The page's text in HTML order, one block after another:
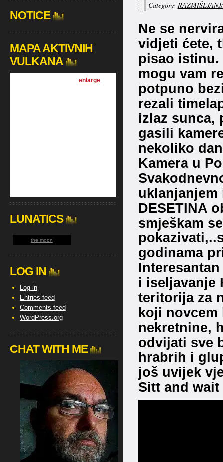
Category:
Ne se
vidjeti ćete,
pisao istinu.
mogu vam
potpuno
rezali
izlaz sunca,
gasili
nekoliko
Kamera u
DESETINA
smješkam
godinama
i iseljavanje
teritorija za
koji novcem
nekretnine,
odvijati sve
hrabrih i
još uvijek
Sitt and wait
NOTICE
MAPA AKTIVNIH
VULKANA
[enlarge
LUNATICS
the moon
LOG IN
Log in
Entries feed
Comments feed
WordPress.org
CHAT WITH ME